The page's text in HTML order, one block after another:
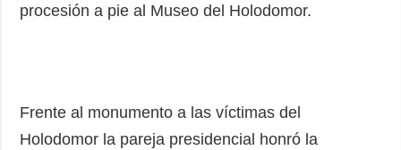
procesión a pie al Museo del Holodomor.
Frente al monumento a las víctimas del
Holodomor la pareja presidencial honró la